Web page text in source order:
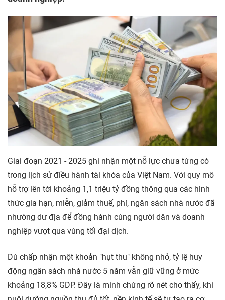
Giai đoạn 2021 - 2025 ghi nhận một nỗ lực chưa từng có
trong lịch sử điều hành tài khóa của Việt Nam. Với quy mô
hỗ trợ lên tới khoảng 1,1 triệu tỷ đồng thông qua các hình
thức gia hạn, miễn, giảm thuế, phí, ngân sách nhà nước đã
nhường dư địa để đồng hành cùng người dân và doanh
nghiệp vượt qua vùng tối đại dịch.
Dù chấp nhận một khoản "hụt thu" không nhỏ, tỷ lệ huy
động ngân sách nhà nước 5 năm vẫn giữ vững ở mức
khoảng 18,8% GDP. Đây là minh chứng rõ nét cho thấy, khi